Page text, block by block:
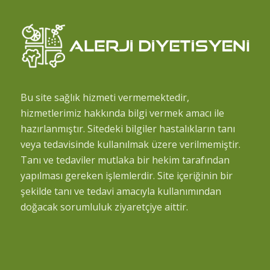
Bu site sağlık hizmeti vermemektedir,
hizmetlerimiz hakkında bilgi vermek amacı ile
hazırlanmıştır. Sitedeki bilgiler hastalıkların tanı
veya tedavisinde kullanılmak üzere verilmemiştir.
Tanı ve tedaviler mutlaka bir hekim tarafından
yapılması gereken işlemlerdir. Site içeriğinin bir
şekilde tanı ve tedavi amacıyla kullanımından
doğacak sorumluluk ziyaretçiye aittir.